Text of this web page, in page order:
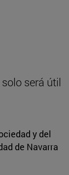
será útil
y del
de Navarra